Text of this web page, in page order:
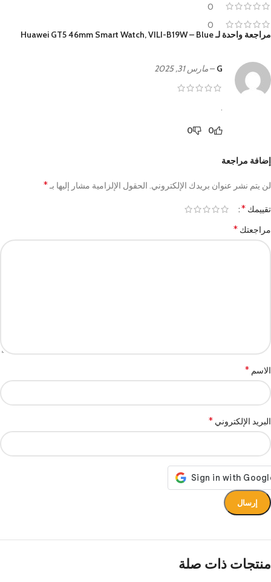
0
0
مراجعة واحدة لـHuawei GT5 46mm Smart Watch, VILI-B19W – Blue
G
–مارس 31, 2025
.
0
0
إضافة مراجعة
لن يتم نشر عنوان بريدك الإلكتروني. الحقول الإلزامية مشار إليها بـ*
تقييمك *
مراجعتك *
الاسم *
البريد الإلكتروني *
منتجات ذات صلة